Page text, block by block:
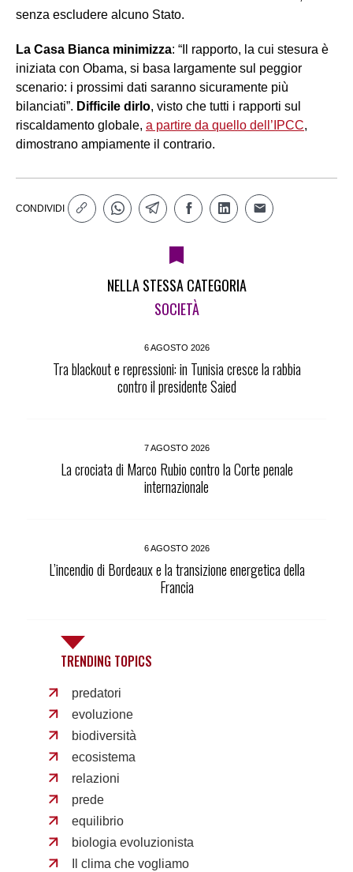
senza escludere alcuno Stato.
La Casa Bianca minimizza: “Il rapporto, la cui stesura è
iniziata con Obama, si basa largamente sul peggior
scenario: i prossimi dati saranno sicuramente più
bilanciati”. Difficile dirlo, visto che tutti i rapporti sul
riscaldamento globale, a partire da quello dell’IPCC,
dimostrano ampiamente il contrario.
CONDIVIDI
NELLA STESSA CATEGORIA
SOCIETÀ
6 AGOSTO 2026
Tra blackout e repressioni: in Tunisia cresce la rabbia
contro il presidente Saied
7 AGOSTO 2026
La crociata di Marco Rubio contro la Corte penale
internazionale
6 AGOSTO 2026
L’incendio di Bordeaux e la transizione energetica della
Francia
TRENDING TOPICS
predatori
evoluzione
biodiversità
ecosistema
relazioni
prede
equilibrio
biologia evoluzionista
Il clima che vogliamo